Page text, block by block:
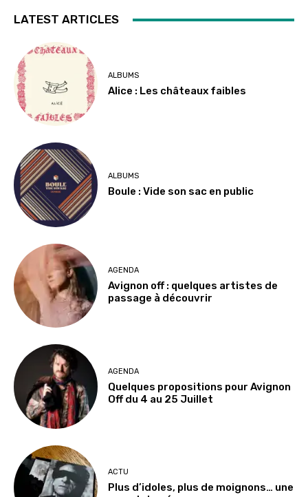
LATEST ARTICLES
ALBUMS
Alice : Les châteaux faibles
ALBUMS
Boule : Vide son sac en public
AGENDA
Avignon off : quelques artistes de
passage à découvrir
AGENDA
Quelques propositions pour Avignon
Off du 4 au 25 Juillet
ACTU
Plus d’idoles, plus de moignons… une